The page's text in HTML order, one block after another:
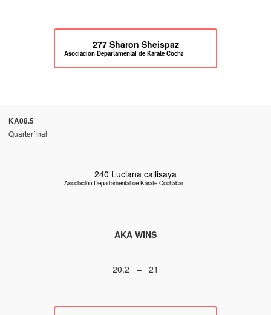
277 Sharon Sheispaz
Asociación Departamental de Karate Cochabamba
KA08.5
Quarterfinal
240 Luciana callisaya
Asociación Departamental de Karate Cochabamba
AKA WINS
20.2 – 21